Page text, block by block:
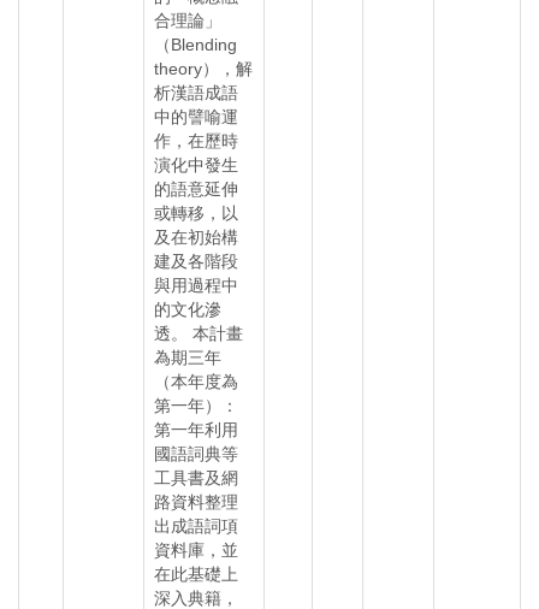
合理論」
（Blending
theory），解
析漢語成語
中的譬喻運
作，在歷時
演化中發生
的語意延伸
或轉移，以
及在初始構
建及各階段
與用過程中
的文化滲
透。 本計畫
為期三年
（本年度為
第一年）：
第一年利用
國語詞典等
工具書及網
路資料整理
出成語詞項
資料庫，並
在此基礎上
深入典籍，